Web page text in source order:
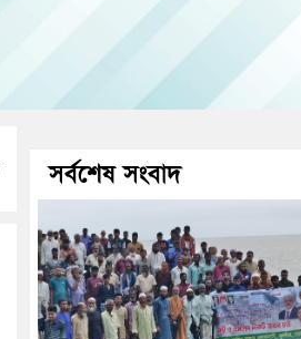
সর্বশেষ সংবাদ